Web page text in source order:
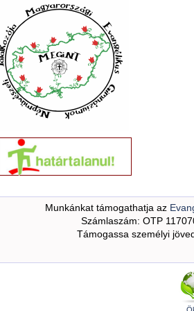
Munkánkat támogathatja az
Számlaszám: OTP
Támogassa személyi